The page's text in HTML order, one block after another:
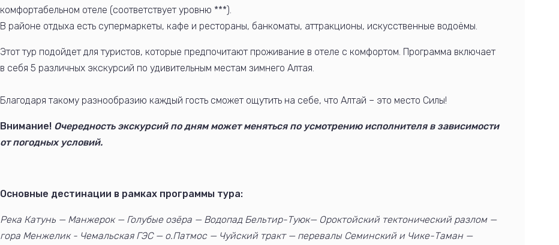
комфортабельном отеле (соответствует уровню ***).
В районе отдыха есть супермаркеты, кафе и рестораны, банкоматы, аттракционы, искусственные водоёмы.
Этот тур подойдет для туристов, которые предпочитают проживание в отеле с комфортом. Программа включает
в себя 5 различных экскурсий по удивительным местам зимнего Алтая.
Благодаря такому разнообразию каждый гость сможет ощутить на себе, что Алтай – это место Силы!
Внимание! Очередность экскурсий по дням может меняться по усмотрению исполнителя в зависимости
от погодных условий.
Основные дестинации в рамках программы тура:
Река Катунь — Манжерок — Голубые озёра — Водопад Бельтир-Туюк— Ороктойский тектонический разлом —
гора Менжелик - Чемальская ГЭС — о.Патмос — Чуйский тракт — перевалы Семинский и Чике-Таман —